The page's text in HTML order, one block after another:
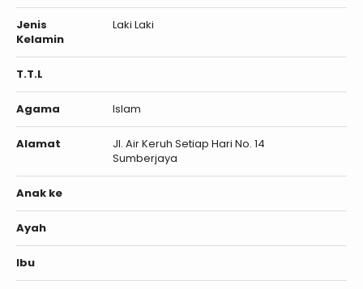
Jenis
Kelamin
Laki Laki
T.T.L
Agama Islam
Alamat
Jl. Air Keruh Setiap Hari No. 14
Sumberjaya
Anak ke
Ayah
Ibu